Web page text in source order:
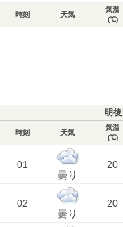
時刻 天気
気温
(℃)
明
時刻 天気
気温
(℃)
01
曇り
20
02
曇り
20